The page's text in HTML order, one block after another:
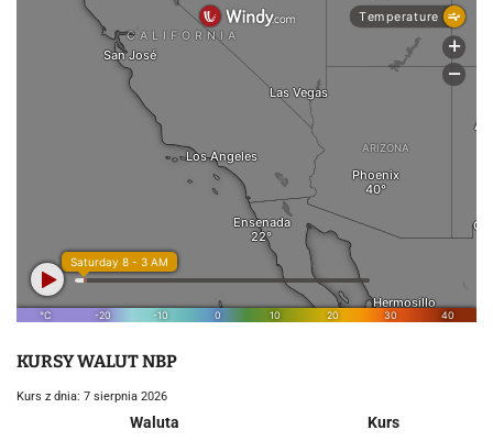
KURSY WALUT NBP
Kurs z dnia: 7 sierpnia 2026
Waluta
Kurs